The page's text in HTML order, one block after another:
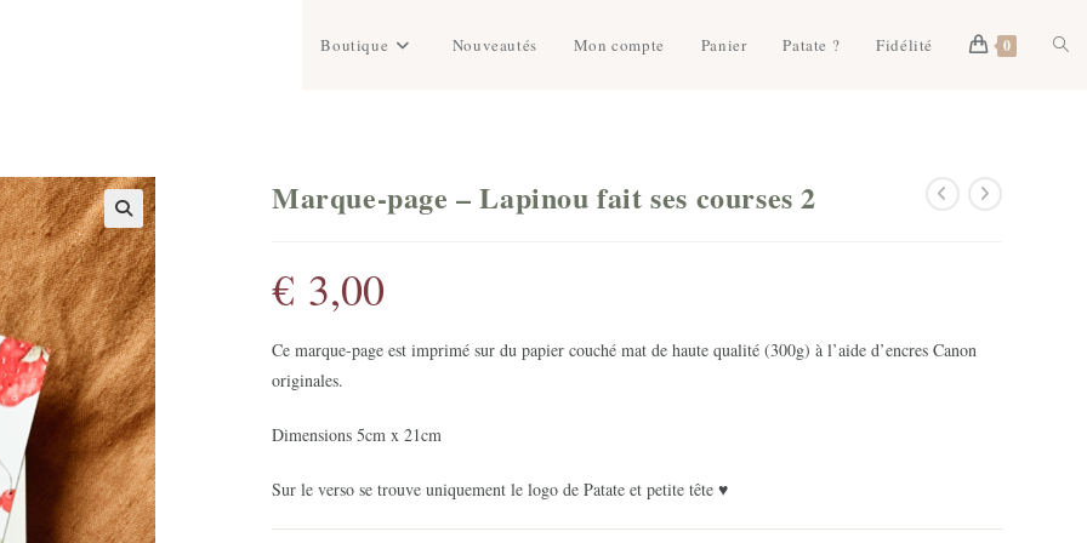
Boutique Nouveautés Mon compte Panier Patate ? Fidélité 0
Marque-page – Lapinou fait ses courses 2
€ 3,00
Ce marque-page est imprimé sur du papier couché mat de haute qualité (300g) à l’aide d’encres Canon
originales.
Dimensions 5cm x 21cm
Sur le verso se trouve uniquement le logo de Patate et petite tête ♥